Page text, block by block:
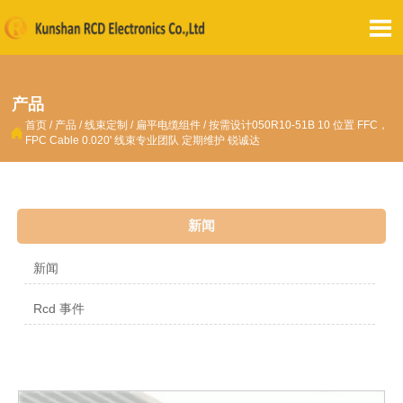

产品
 首页 / 产品 /线束定制 / 扁平电缆组件 /按需设计050R10-51B 10 位置 FFC，
FPC Cable 0.020' 线束专业团队 定期维护 锐诚达
新闻
新闻
Rcd 事件